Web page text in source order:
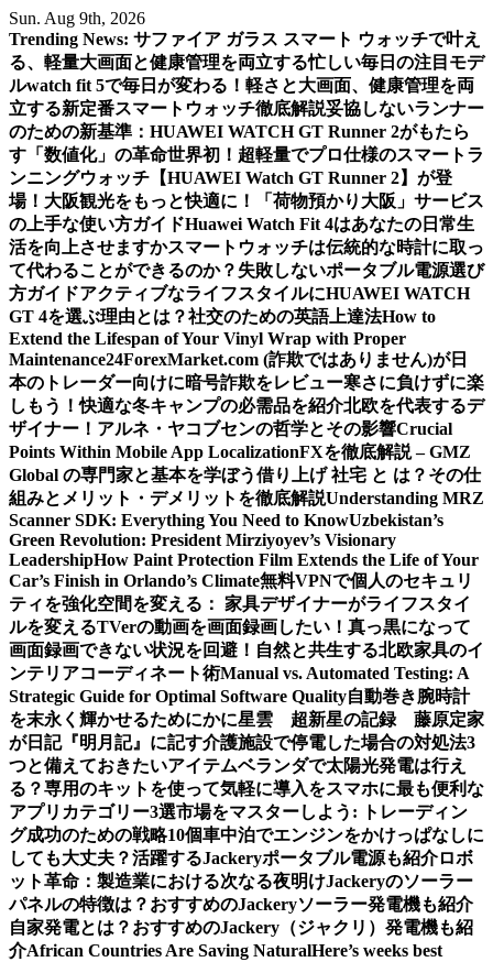
Skip
to
content
Sun. Aug 9th, 2026
Trending News: サファイア ガラス スマート ウォッチで叶え
る、軽量大画面と健康管理を両立する忙しい毎日の注目モデ
ルwatch fit 5で毎日が変わる！軽さと大画面、健康管理を両
立する新定番スマートウォッチ徹底解説妥協しないランナー
のための新基準：HUAWEI WATCH GT Runner 2がもたら
す「数値化」の革命世界初！超軽量でプロ仕様のスマートラ
ンニングウォッチ【HUAWEI Watch GT Runner 2】が登
場！ 大阪観光をもっと快適に！「荷物預かり大阪」サービス
の上手な使い方ガイドHuawei Watch Fit 4はあなたの日常生
活を向上させますかスマートウォッチは伝統的な時計に取っ
て代わることができるのか？ 失敗しないポータブル電源選び
方ガイドアクティブなライフスタイルにHUAWEI WATCH
GT 4を選ぶ理由とは？社交のための英語上達法How to
Extend the Lifespan of Your Vinyl Wrap with Proper
Maintenance24ForexMarket.com (詐欺ではありません)が日
本のトレーダー向けに暗号詐欺をレビュー寒さに負けずに楽
しもう！快適な冬キャンプの必需品を紹介北欧を代表するデ
ザイナー！アルネ・ヤコブセンの哲学とその影響Crucial
Points Within Mobile App LocalizationFXを徹底解説 – GMZ
Global の専門家と基本を学ぼう借り上げ 社宅 と は？その仕
組みとメリット・デメリットを徹底解説Understanding MRZ
Scanner SDK: Everything You Need to KnowUzbekistan’s
Green Revolution: President Mirziyoyev’s Visionary
LeadershipHow Paint Protection Film Extends the Life of Your
Car’s Finish in Orlando’s Climate無料VPNで個人のセキュリ
ティを強化空間を変える： 家具デザイナーがライフスタイ
ルを変えるTVerの動画を画面録画したい！真っ黒になって
画面録画できない状況を回避！ 自然と共生する北欧家具のイ
ンテリアコーディネート術Manual vs. Automated Testing: A
Strategic Guide for Optimal Software Quality自動巻き腕時計
を末永く輝かせるためにかに星雲 超新星の記録 藤原定家
が日記『明月記』に記す介護施設で停電した場合の対処法3
つと備えておきたいアイテムベランダで太陽光発電は行え
る？専用のキットを使って気軽に導入をスマホに最も便利な
アプリカテゴリー3選市場をマスターしよう: トレーディン
グ成功のための戦略10個車中泊でエンジンをかけっぱなしに
しても大丈夫？活躍するJackeryポータブル電源も紹介ロボ
ット革命：製造業における次なる夜明けJackeryのソーラー
パネルの特徴は？おすすめのJackeryソーラー発電機も紹介
自家発電とは？おすすめのJackery（ジャクリ）発電機も紹
介African Countries Are Saving NaturalHere’s weeks best